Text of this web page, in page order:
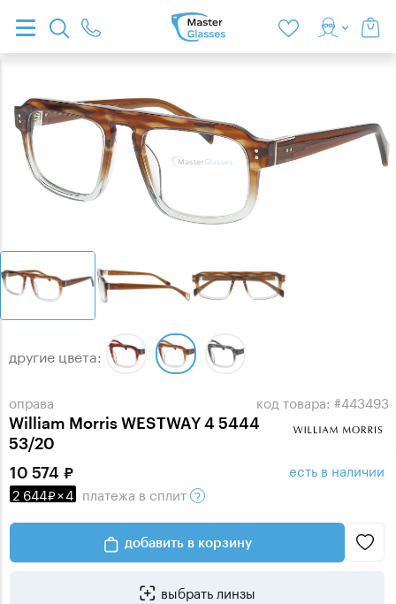
оправа
William Morris WESTWAY 4 5444
53/20
код товара: #443493
другие цвета:
10 574
2 644 ×4 платежа в сплит
есть в наличии
добавить в корзину
выбрать линзы